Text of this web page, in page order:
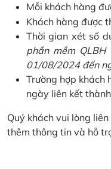
Mỗi khách hàng
Khách hàng được
Thời gian xét số
phần mềm
01/08/2024 đến
Trường hợp khách
ngày liên kết
Quý khách vui lòng
thêm thông tin và hỗ